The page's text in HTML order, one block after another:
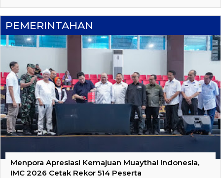
PEMERINTAHAN
Menpora Apresiasi Kemajuan Muaythai Indonesia,
IMC 2026 Cetak Rekor 514 Peserta